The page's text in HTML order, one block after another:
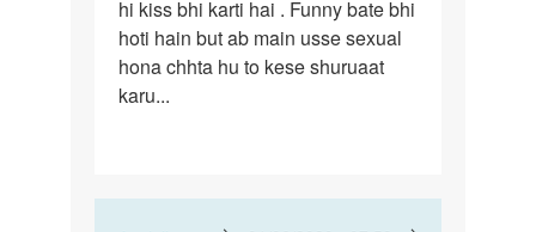
hi kiss bhi karti hai . Funny bate bhi
hoti hain but ab main usse sexual
hona chhta hu to kese shuruaat
karu...